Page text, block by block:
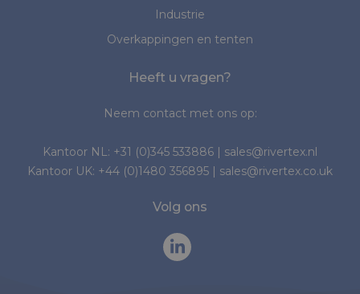
Industrie
Overkappingen en tenten
Heeft u vragen?
Neem contact met ons op:
Kantoor NL: +31 (0)345 533886
sales@rivertex.nl
Kantoor UK: +44 (0)1480 356895 sales@rivertex.co.uk
Volg ons